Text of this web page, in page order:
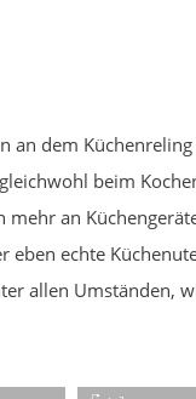
an dem
beim
mehr an
eben echte
allen Umständen,